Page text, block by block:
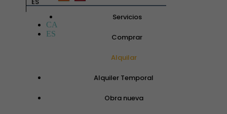
CA
ES
Servicios
Comprar
Alquilar
Alquiler Temporal
Obra nueva